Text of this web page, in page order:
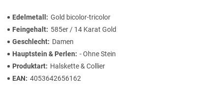
Edelmetall
Gold bicolor-tricolor
Feingehalt
585er / 14 Karat Gold
Geschlecht
Damen
Hauptstein & Perlen
- Ohne Stein
Produktart
Halskette & Collier
EAN
4053642656162